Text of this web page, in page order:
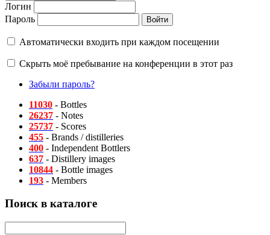
Логин
Пароль
Автоматически входить при каждом посещении
Скрыть моё пребывание на конференции в этот раз
Забыли пароль?
11030 - Bottles
26237 - Notes
25737 - Scores
455 - Brands / distilleries
400 - Independent Bottlers
637 - Distillery images
10844 - Bottle images
193 - Members
Поиск в каталоге